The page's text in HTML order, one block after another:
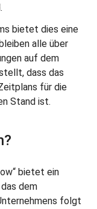
bietet dies eine
alle über
auf dem
dass das
für die
Stand ist.
bietet ein
dem
folgt